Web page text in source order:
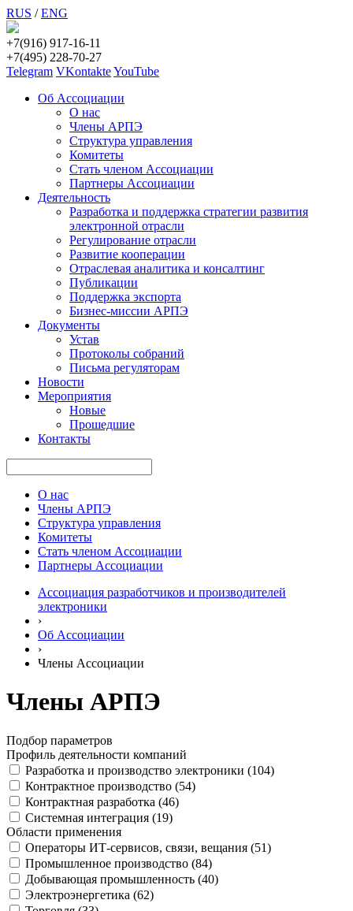
RUS /ENG
+7(916) 917-16-11
+7(495) 228-70-27
Telegram VKontakteYouTube
Об Ассоциации
О нас
Члены АРПЭ
Структура управления
Комитеты
Стать членом Ассоциации
Партнеры Ассоциации
Деятельность
Разработка и поддержка стратегии развития
электронной отрасли
Регулирование отрасли
Развитие кооперации
Отраслевая аналитика и консалтинг
Публикации
Поддержка экспорта
Бизнес-миссии АРПЭ
Документы
Устав
Протоколы собраний
Письма регуляторам
Новости
Мероприятия
Новые
Прошедшие
Контакты
О нас
Члены АРПЭ
Структура управления
Комитеты
Стать членом Ассоциации
Партнеры Ассоциации
Ассоциация разработчиков и производителей
электроники
›
Об Ассоциации
›
Члены Ассоциации
Члены АРПЭ
Подбор параметров
Профиль деятельности компаний
Разработка и производство электроники (104)
Контрактное производство (54)
Контрактная разработка (46)
Системная интеграция (19)
Области применения
Операторы ИТ-сервисов, связи, вещания (51)
Промышленное производство (84)
Добывающая промышленность (40)
Электроэнергетика (62)